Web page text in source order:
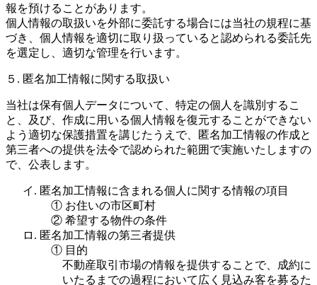
報を預けることがあります。
個人情報の取扱いを外部に委託する場合には当社の規程に基
づき、個人情報を適切に取り扱っていると認められる委託先
を選定し、適切な管理を行います。
５. 匿名加工情報に関する取扱い
当社は保有個人データについて、特定の個人を識別するこ
と、及び、作成に用いる個人情報を復元することができない
よう適切な保護措置を講じたうえで、匿名加工情報の作成と
第三者への提供を法令で認められた範囲で実施いたしますの
で、公表します。
イ. 匿名加工情報に含まれる個人に関する情報の項目
① お住いの市区町村
② 希望する物件の条件
ロ. 匿名加工情報の第三者提供
① 目的
不動産取引市場の情報を提供することで、成約に
いたるまでの過程において広く見込み客を募るた